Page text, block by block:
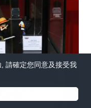
請確定您同意及接受我